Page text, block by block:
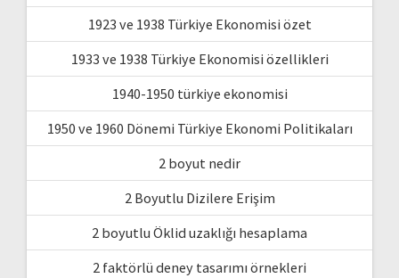
1923 ve 1938 Türkiye Ekonomisi özet
1933 ve 1938 Türkiye Ekonomisi özellikleri
1940-1950 türkiye ekonomisi
1950 ve 1960 Dönemi Türkiye Ekonomi Politikaları
2 boyut nedir
2 Boyutlu Dizilere Erişim
2 boyutlu Öklid uzaklığı hesaplama
2 faktörlü deney tasarımı örnekleri